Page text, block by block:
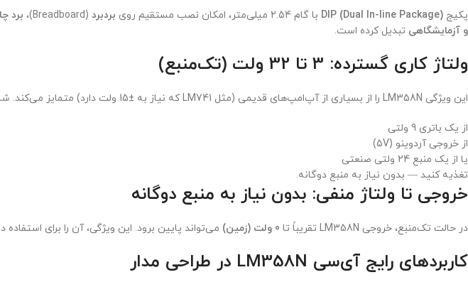
پکیج DIP (Dual In-line Package) با گام 2.54 میلی‌متر، امکان نصب مستقیم روی بردبرد (Breadboard)، برد
و آزمایشگاهی تبدیل کرده است.
ولتاژ کاری گسترده: 3 تا 32 ولت (تک‌منبع)
این ویژگی LM358N را از بسیاری از آپ‌امپ‌های قدیمی (مثل LM741 که نیاز به ±15 ولت دارد) متمایز می‌کند. شما می‌توانید آن را:
از یک باتری 9 ولتی
از خروجی آردوینو (5V)
یا از یک منبع 24 ولتی صنعتی
تغذیه کنید — بدون نیاز به منبع دوگانه.
خروجی تا ولتاژ منفی: بدون نیاز به منبع دوگانه
در حالت تک‌منبع، خروجی LM358N تقریباً تا 0 ولت (زمین) می‌تواند پایین برود. این ویژگی، آن را برای
کاربردهای رایج آی‌سی LM358N در طراحی مدار